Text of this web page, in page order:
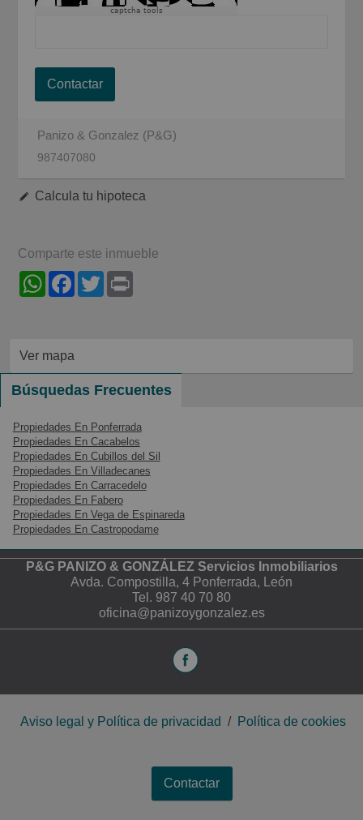
captcha tools
Contactar
Panizo & Gonzalez (P&G)
987407080
Contactar
Calcula tu hipoteca
Comparte este inmueble
WhatsAppFacebook
Twitter
Ver mapa
Búsquedas Frecuentes
Propiedades En Ponferrada
Propiedades En Cacabelos
Propiedades En Cubillos del Sil
Propiedades En Villadecanes
Propiedades En Carracedelo
Propiedades En Fabero
Propiedades En Vega de Espinareda
Propiedades En Castropodame
P&G PANIZO & GONZÁLEZ Servicios Inmobiliarios
Avda. Compostilla, 4 Ponferrada, León
Tel. 987 40 70 80
oficina@panizoygonzalez.es
Aviso legal y Política de privacidad / Política de cookies